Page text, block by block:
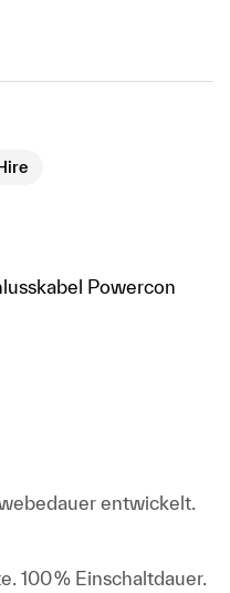
Powercon
entwickelt.
100 % Einschaltdauer.